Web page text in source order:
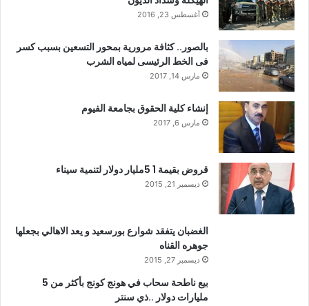
أغسطس 23, 2016
بالصور.. كثافة مرورية بمحور التسعين بسبب كسر
فى الخط الرئيسى لمياه الشرب
مارس 14, 2017
إنشاء كلية الحقوق بجامعة الفيوم
مارس 6, 2017
قروض بقيمة 1 5مليار دولار لتنمية سيناء
ديسمبر 21, 2015
الغضبان يتفقد شوارع بورسعيد و يعد الاهالي بجعلها
جوهره القناه
ديسمبر 27, 2015
بيع ناطحة سحاب في هونج كونج بأكثر من 5
مليارات دولار ..ذي سنتر